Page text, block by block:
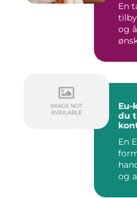
En
og
Eu-
du
En
og